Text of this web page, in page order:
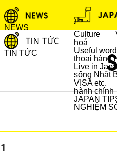
NEWS
TIN TỨC
Culture
hoá
Useful
thoại hàng
Live in
sống Nhật
VISA etc.
hành chính
JAPAN
NGHIỆM